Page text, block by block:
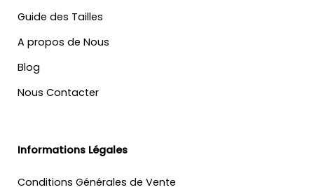
Guide des Tailles
A propos de Nous
Blog
Nous Contacter
Informations Légales
Conditions Générales de Vente